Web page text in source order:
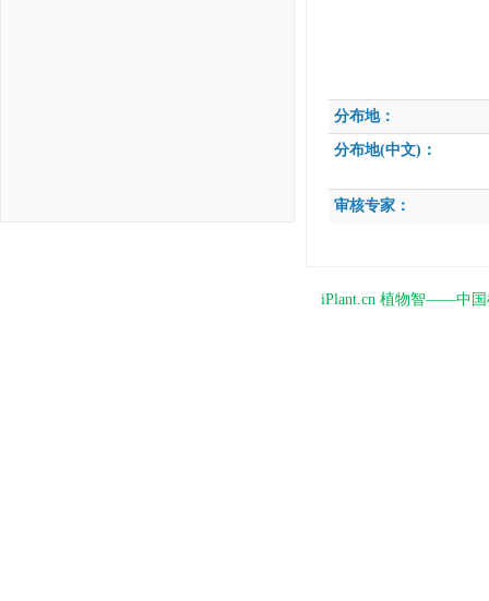
分布地：
分布地(中文)：
审核专家：
iPlant.cn 植物智——中国